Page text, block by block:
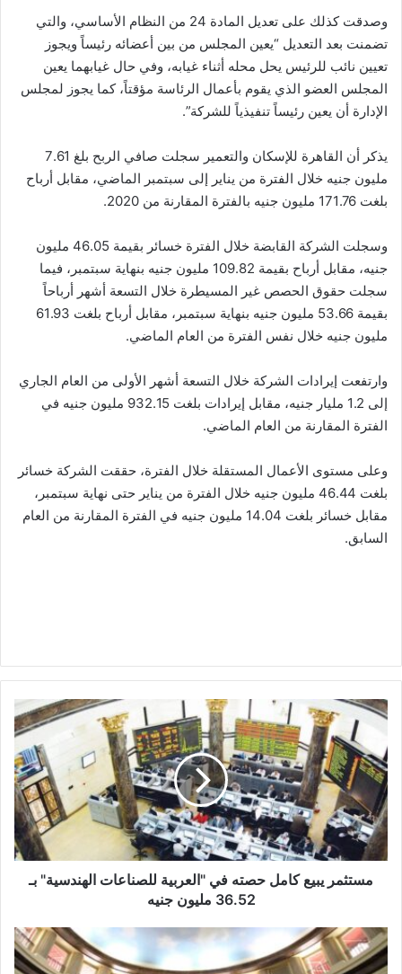
وصدقت كذلك على تعديل المادة 24 من النظام الأساسي، والتي
تضمنت بعد التعديل “يعين المجلس من بين أعضائه رئيساً ويجوز
تعيين نائب للرئيس يحل محله أثناء غيابه، وفي حال غيابهما يعين
المجلس العضو الذي يقوم بأعمال الرئاسة مؤقتاً، كما يجوز لمجلس
الإدارة أن يعين رئيساً تنفيذياً للشركة”.
يذكر أن القاهرة للإسكان والتعمير سجلت صافي الربح بلغ 7.61
مليون جنيه خلال الفترة من يناير إلى سبتمبر الماضي، مقابل أرباح
بلغت 171.76 مليون جنيه بالفترة المقارنة من 2020.
وسجلت الشركة القابضة خلال الفترة خسائر بقيمة 46.05 مليون
جنيه، مقابل أرباح بقيمة 109.82 مليون جنيه بنهاية سبتمبر، فيما
سجلت حقوق الحصص غير المسيطرة خلال التسعة أشهر أرباحاً
بقيمة 53.66 مليون جنيه بنهاية سبتمبر، مقابل أرباح بلغت 61.93
مليون جنيه خلال نفس الفترة من العام الماضي.
وارتفعت إيرادات الشركة خلال التسعة أشهر الأولى من العام الجاري
إلى 1.2 مليار جنيه، مقابل إيرادات بلغت 932.15 مليون جنيه في
الفترة المقارنة من العام الماضي.
وعلى مستوى الأعمال المستقلة خلال الفترة، حققت الشركة خسائر
بلغت 46.44 مليون جنيه خلال الفترة من يناير حتى نهاية سبتمبر،
مقابل خسائر بلغت 14.04 مليون جنيه في الفترة المقارنة من العام
السابق.
مستثمر
كامل
حصته
في
"العربية
للصناعات
الهندسية"
بـ
36.52
مستثمر يبيع كامل حصته في "العربية للصناعات الهندسية" بـ
36.52 مليون جنيه
"النساجون
الشرقيون